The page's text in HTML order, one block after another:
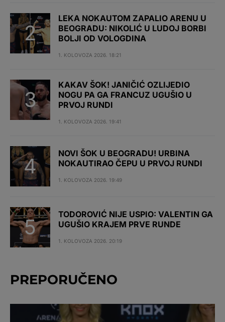
LEKA NOKAUTOM ZAPALIO ARENU U
BEOGRADU: NIKOLIĆ U LUDOJ BORBI
BOLJI OD VOLOGDINA
1. KOLOVOZA 2026. 18:21
KAKAV ŠOK! JANIČIĆ OZLIJEDIO
NOGU PA GA FRANCUZ UGUŠIO U
PRVOJ RUNDI
1. KOLOVOZA 2026. 19:41
NOVI ŠOK U BEOGRADU! URBINA
NOKAUTIRAO ČEPU U PRVOJ RUNDI
1. KOLOVOZA 2026. 19:49
TODOROVIĆ NIJE USPIO: VALENTIN GA
UGUŠIO KRAJEM PRVE RUNDE
1. KOLOVOZA 2026. 20:19
PREPORUČENO